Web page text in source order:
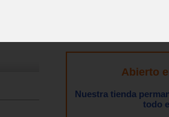
Abierto
Nuestra tienda
todo